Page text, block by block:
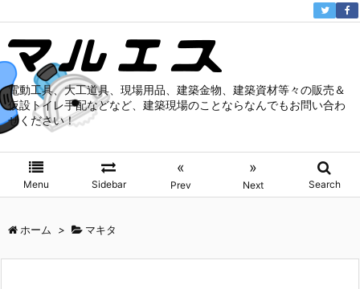
電動工具、大工道具、現場用品、建築金物、建築資材等々の販売＆
仮設トイレ手配などなど、建築現場のことならなんでもお問い合わ
せください！
Menu Sidebar
«
Prev
»
Next Search
ホーム > マキタ